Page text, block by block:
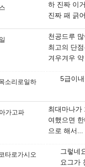
하 진짜 이
진짜 패 긁
천공드루
최고의 단
겨우겨우
소리로일하 5급이
가고파
최대마나가
여했으면
으로 해서...
타로가시오
그렇네
요그가